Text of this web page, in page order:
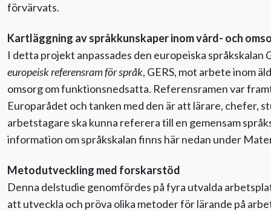
förvärvats.
Kartläggning av språkkunskaper inom vård- och
I detta projekt anpassades den europeiska språkskalan
europeisk referensram för språk, GERS, mot arbete inom
omsorg om funktionsnedsatta. Referensramen var
Europarådet och tanken med den är att lärare, chefer,
arbetstagare ska kunna referera till en gemensam
information om språkskalan finns här nedan under
Metodutveckling med forskarstöd
Denna delstudie genomfördes på fyra utvalda
att utveckla och pröva olika metoder för lärande på